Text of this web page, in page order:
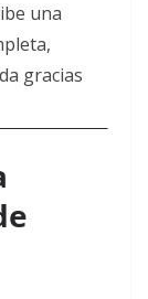
una
gracias